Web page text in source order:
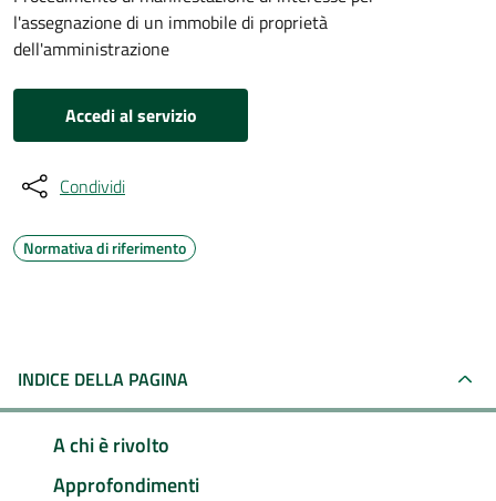
l'assegnazione di un immobile di proprietà
dell'amministrazione
Accedi al servizio
Condividi
Normativa di riferimento
INDICE DELLA PAGINA
A chi è rivolto
Approfondimenti